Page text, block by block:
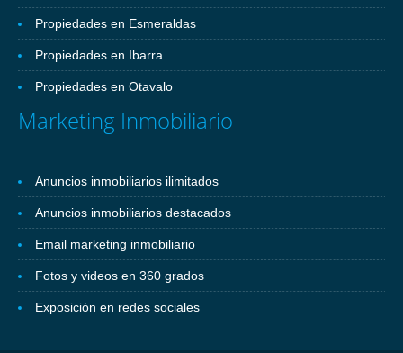
Propiedades en Esmeraldas
Propiedades en Ibarra
Propiedades en Otavalo
Marketing Inmobiliario
Anuncios inmobiliarios ilimitados
Anuncios inmobiliarios destacados
Email marketing inmobiliario
Fotos y videos en 360 grados
Exposición en redes sociales